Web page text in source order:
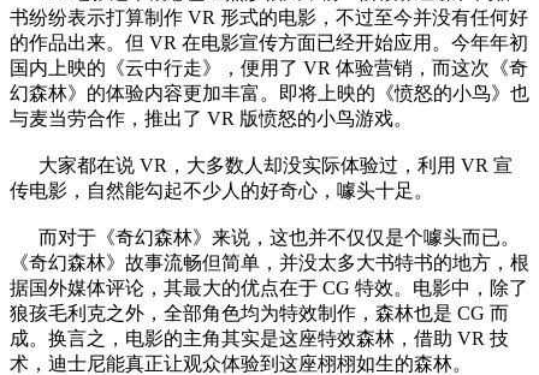
书纷纷表示打算制作 VR 形式的电影，不过至今并没有任何好
的作品出来。但 VR 在电影宣传方面已经开始应用。今年年初
国内上映的《云中行走》，便用了 VR 体验营销，而这次《奇
幻森林》的体验内容更加丰富。即将上映的《愤怒的小鸟》也
与麦当劳合作，推出了 VR 版愤怒的小鸟游戏。
大家都在说 VR，大多数人却没实际体验过，利用 VR 宣
传电影，自然能勾起不少人的好奇心，噱头十足。
而对于《奇幻森林》来说，这也并不仅仅是个噱头而已。
《奇幻森林》故事流畅但简单，并没太多大书特书的地方，根
据国外媒体评论，其最大的优点在于 CG 特效。电影中，除了
狼孩毛利克之外，全部角色均为特效制作，森林也是 CG 而
成。换言之，电影的主角其实是这座特效森林，借助 VR 技
术，迪士尼能真正让观众体验到这座栩栩如生的森林。